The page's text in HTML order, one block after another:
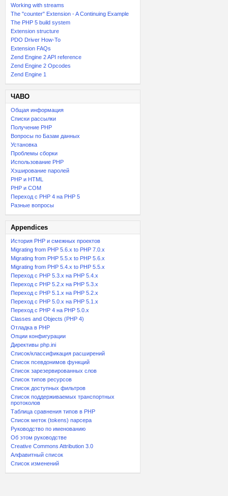
Working with streams
The "counter" Extension - A Continuing Example
The PHP 5 build system
Extension structure
PDO Driver How-To
Extension FAQs
Zend Engine 2 API reference
Zend Engine 2 Opcodes
Zend Engine 1
ЧАВО
Общая информация
Списки рассылки
Получение PHP
Вопросы по Базам данных
Установка
Проблемы сборки
Использование PHP
Хэширование паролей
PHP и HTML
PHP и COM
Переход с PHP 4 на PHP 5
Разные вопросы
Appendices
История PHP и смежных проектов
Migrating from PHP 5.6.x to PHP 7.0.x
Migrating from PHP 5.5.x to PHP 5.6.x
Migrating from PHP 5.4.x to PHP 5.5.x
Переход с PHP 5.3.x на PHP 5.4.x
Переход c PHP 5.2.x на PHP 5.3.x
Переход с PHP 5.1.x на PHP 5.2.x
Переход с PHP 5.0.x на PHP 5.1.x
Переход с PHP 4 на PHP 5.0.x
Classes and Objects (PHP 4)
Отладка в PHP
Опции конфигурации
Директивы php.ini
Список/классификация расширений
Список псевдонимов функций
Список зарезервированных слов
Список типов ресурсов
Список доступных фильтров
Список поддерживаемых транспортных
протоколов
Таблица сравнения типов в PHP
Список меток (tokens) парсера
Руководство по именованию
Об этом руководстве
Creative Commons Attribution 3.0
Алфавитный список
Список изменений